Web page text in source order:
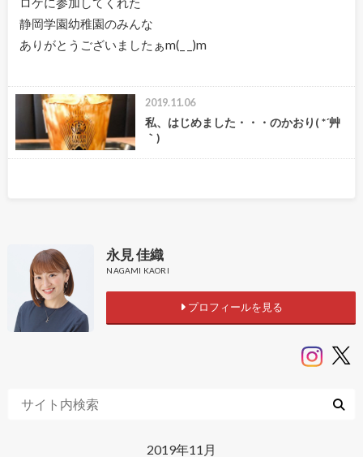
静岡学園幼稚園のみんな
ありがとうございましたぁm(_ _)m
2019.11.06
私、はじめました・・・のかおり( *´艸
｀)
永見 佳織
NAGAMI KAORI
プロフィールを見る
2019年11月